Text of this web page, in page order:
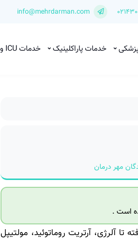
info@mehrdarman.com
خدمات پاراکلینیک خدمات ICU و CCU
مهر درمان
است .
تا آلرژی، آرتریت روماتوئید، مولتیپل